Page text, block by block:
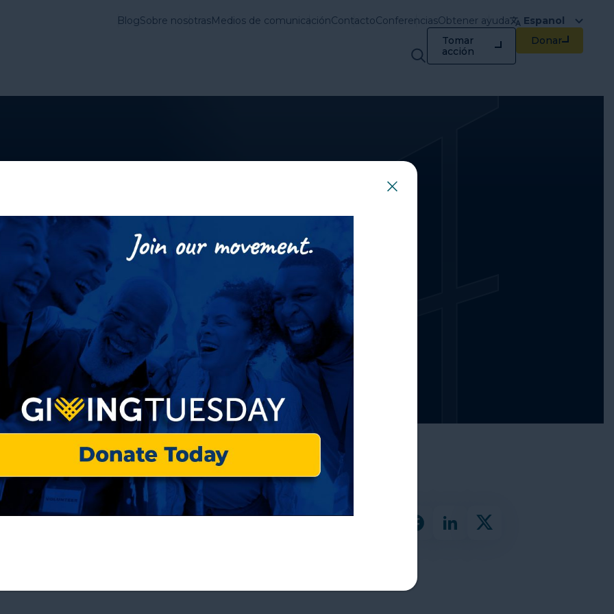
BlogSobre nosotrasMedios de comunicaciónContactoConferenciasObtener ayuda
Espanol
Tomar
acción
Donar
están
cada vez
un papel crucial en el sistema de respuesta a la
un lugar inmediato para alojarse mientras
Los albergues funcionan mejor cuando las
con un nivel apropiado de servicios para sus